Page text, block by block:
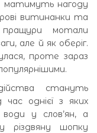
матимуть нагоду
витинанки та
пращури мотали
але й як оберіг.
проте зараз
стануть
час однієї з яких
у слов’ян, а
різдвяну шопку